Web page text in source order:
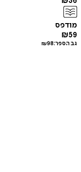
מודפס
₪59
גב הספר: ₪98